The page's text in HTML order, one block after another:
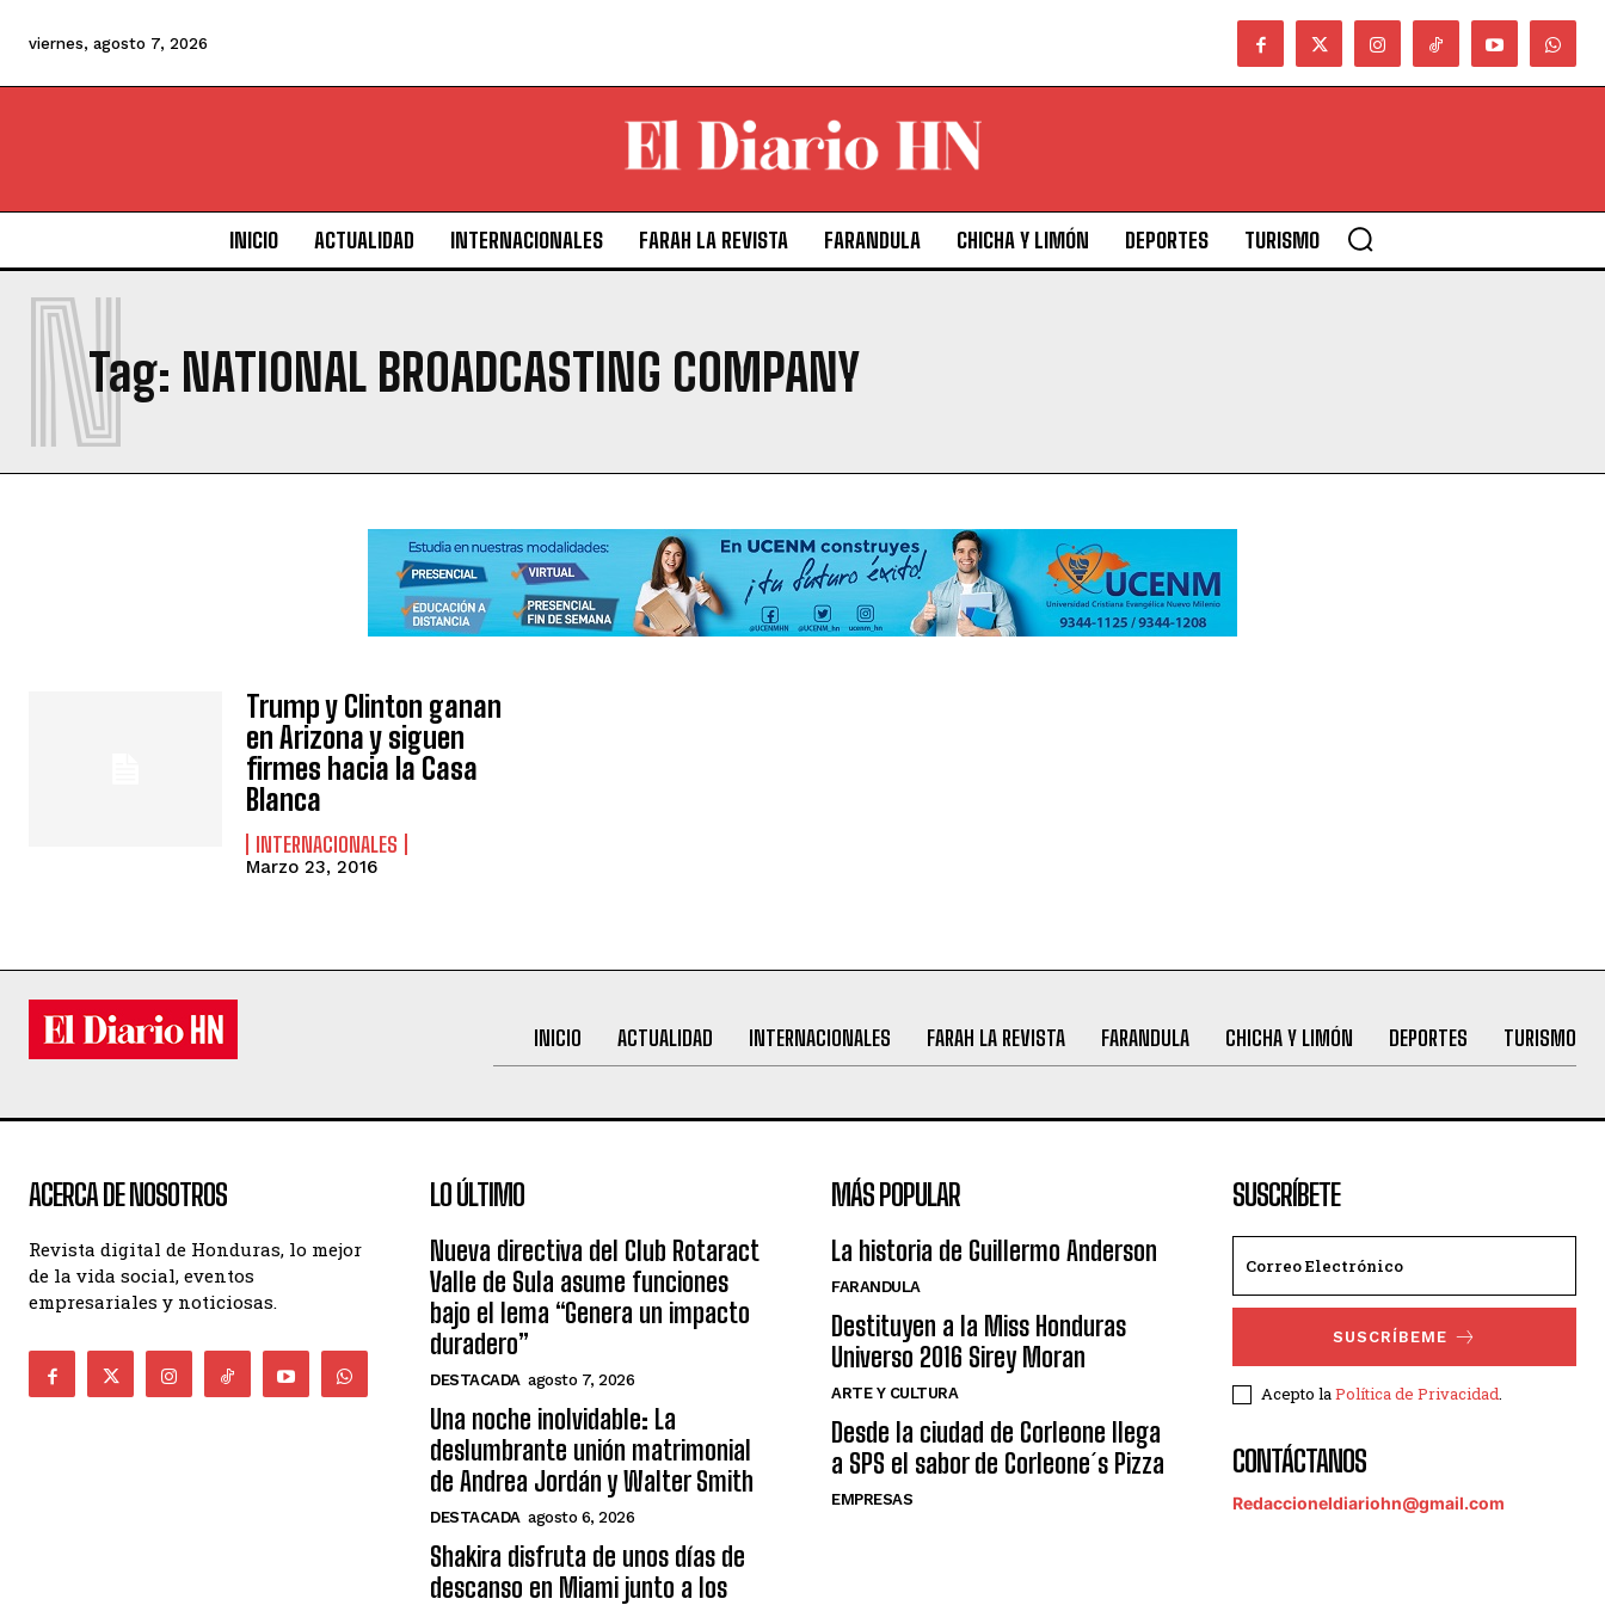
viernes, agosto 7, 2026
INICIO ACTUALIDAD INTERNACIONALES FARAH LA REVISTA FARANDULA CHICHA Y LIMÓN DEPORTES TURISMO
Tag: NATIONAL BROADCASTING COMPANY
N
Trump y Clinton ganan
en Arizona y siguen
firmes hacia la Casa
Blanca
INTERNACIONALES
Marzo 23, 2016
INICIO ACTUALIDAD INTERNACIONALES FARAH LA REVISTA FARANDULA CHICHA Y LIMÓN DEPORTES TURISMO
ACERCA DE NOSOTROS
Revista digital de Honduras, lo mejor
de la vida social, eventos
empresariales y noticiosas.
LO ÚLTIMO
Nueva directiva del Club Rotaract
Valle de Sula asume funciones
bajo el lema “Genera un impacto
duradero”
DESTACADA agosto 7, 2026
Una noche inolvidable: La
deslumbrante unión matrimonial
de Andrea Jordán y Walter Smith
DESTACADA agosto 6, 2026
Shakira disfruta de unos días de
descanso en Miami junto a los
MÁS POPULAR
La historia de Guillermo Anderson
FARANDULA
Destituyen a la Miss Honduras
Universo 2016 Sirey Moran
ARTE Y CULTURA
Desde la ciudad de Corleone llega
a SPS el sabor de Corleone´s Pizza
EMPRESAS
SUSCRÍBETE
SUSCRÍBEME
Acepto laPolítica de Privacidad.
CONTÁCTANOS
Redaccioneldiariohn@gmail.com